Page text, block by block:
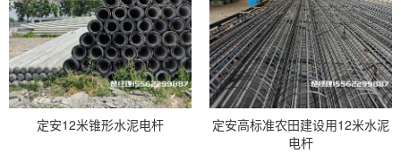
定安12米锥形水泥电杆
定安高标准农田建设用12米水泥
电杆